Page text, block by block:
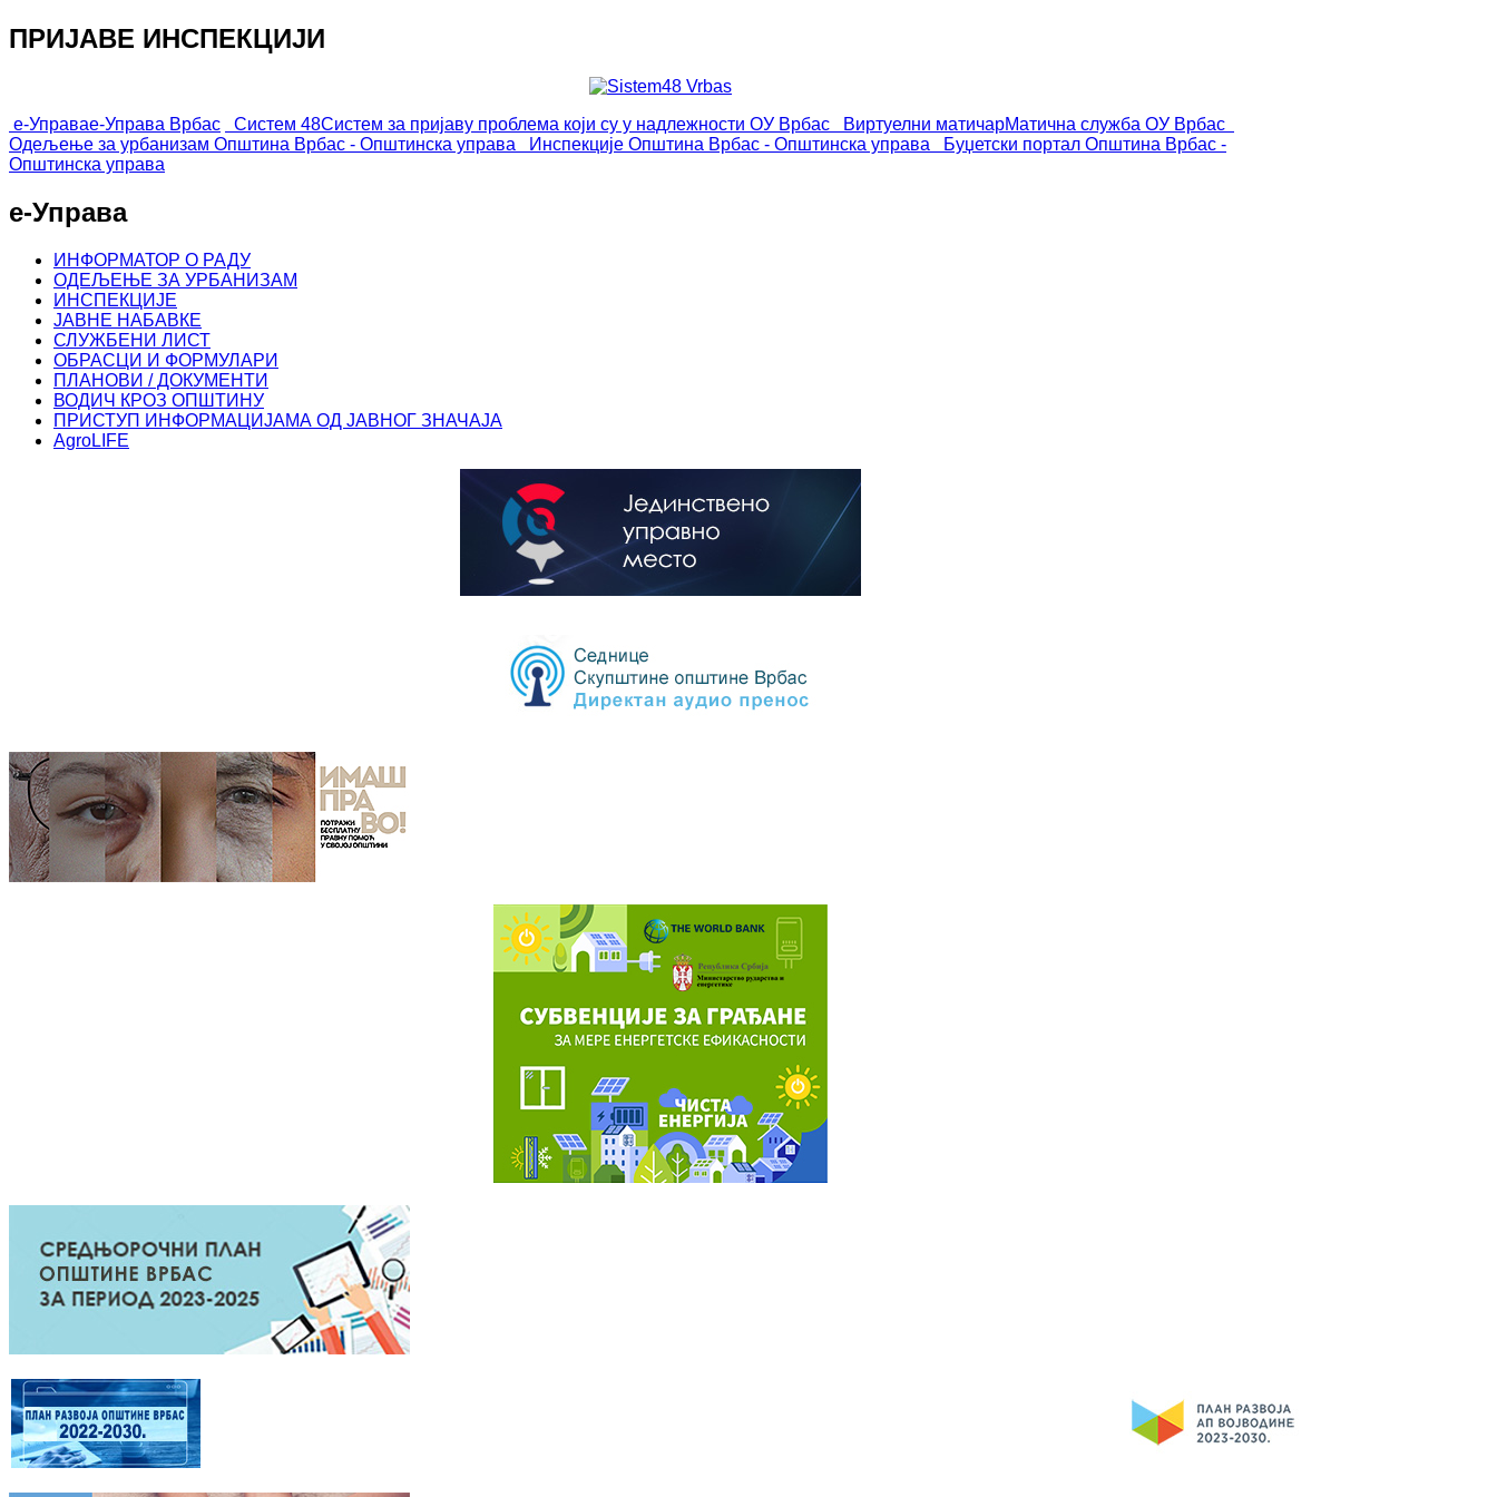
ПРИЈАВЕ ИНСПЕКЦИЈИ
е-Управае-Управа Врбас Систем 48Систем за пријаву проблема који су у надлежности ОУ Врбас Виртуелни матичарМатична служба ОУ Врбас
Одељење за урбанизам Општина Врбас - Општинска управа Инспекције Општина Врбас - Општинска управа Буџетски портал Општина Врбас -
Општинска управа
е-Управа
ИНФОРМАТОР О РАДУ
ОДЕЉЕЊЕ ЗА УРБАНИЗАМ
ИНСПЕКЦИЈЕ
ЈАВНЕ НАБАВКЕ
СЛУЖБЕНИ ЛИСТ
ОБРАСЦИ И ФОРМУЛАРИ
ПЛАНОВИ / ДОКУМЕНТИ
ВОДИЧ КРОЗ ОПШТИНУ
ПРИСТУП ИНФОРМАЦИЈАМА ОД ЈАВНОГ ЗНАЧАЈА
AgroLIFE